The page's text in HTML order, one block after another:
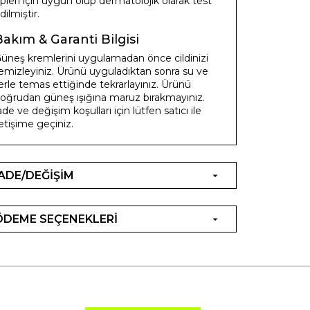
& Garanti Bilgisi
kremlerini uygulamadan önce cildinizi
Ürünü uyguladıktan sonra su ve
temas ettiğinde tekrarlayınız. Ürünü
güneş ışığına maruz bırakmayınız.
ve değişim koşulları için lütfen satıcı ile
geçiniz.
DEĞİŞİM
SEÇENEKLERİ